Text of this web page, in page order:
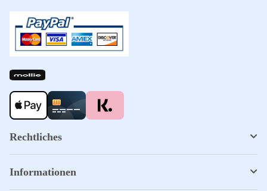
Rechtliches
Informationen